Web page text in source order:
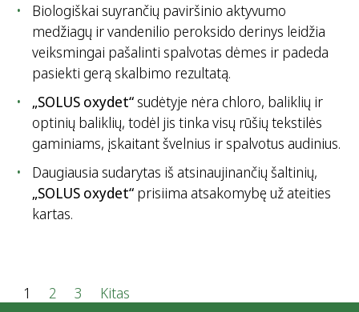
Biologiškai suyrančių paviršinio aktyvumo
medžiagų ir vandenilio peroksido derinys leidžia
veiksmingai pašalinti spalvotas dėmes ir padeda
pasiekti gerą skalbimo rezultatą.
„SOLUS oxydet“ sudėtyje nėra chloro, baliklių ir
optinių baliklių, todėl jis tinka visų rūšių tekstilės
gaminiams, įskaitant švelnius ir spalvotus audinius.
Daugiausia sudarytas iš atsinaujinančių šaltinių,
„SOLUS oxydet“ prisiima atsakomybę už ateities
kartas.
Į1 2 3 Kitas